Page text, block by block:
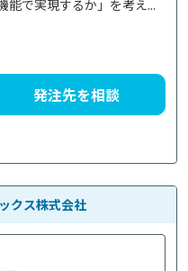
能で実現するか」を考え...
発注先を相談
クス株式会社